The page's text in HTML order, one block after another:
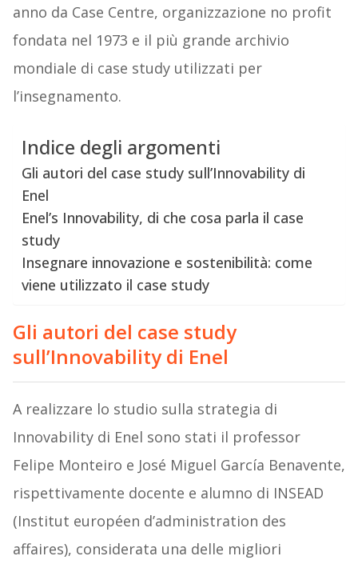
anno da Case Centre, organizzazione no profit
fondata nel 1973 e il più grande archivio
mondiale di case study utilizzati per
l’insegnamento.
Indice degli argomenti
Gli autori del case study sull’Innovability di
Enel
Enel’s Innovability, di che cosa parla il case
study
Insegnare innovazione e sostenibilità: come
viene utilizzato il case study
Gli autori del case study
sull’Innovability di Enel
A realizzare lo studio sulla strategia di
Innovability di Enel sono stati il professor
Felipe Monteiro e José Miguel García Benavente,
rispettivamente docente e alumno di INSEAD
(Institut européen d’administration des
affaires), considerata una delle migliori